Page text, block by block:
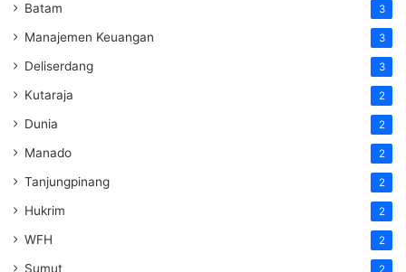
Batam 3
Manajemen Keuangan 3
Deliserdang 3
Kutaraja 2
Dunia 2
Manado 2
Tanjungpinang 2
Hukrim 2
WFH 2
Sumut 2